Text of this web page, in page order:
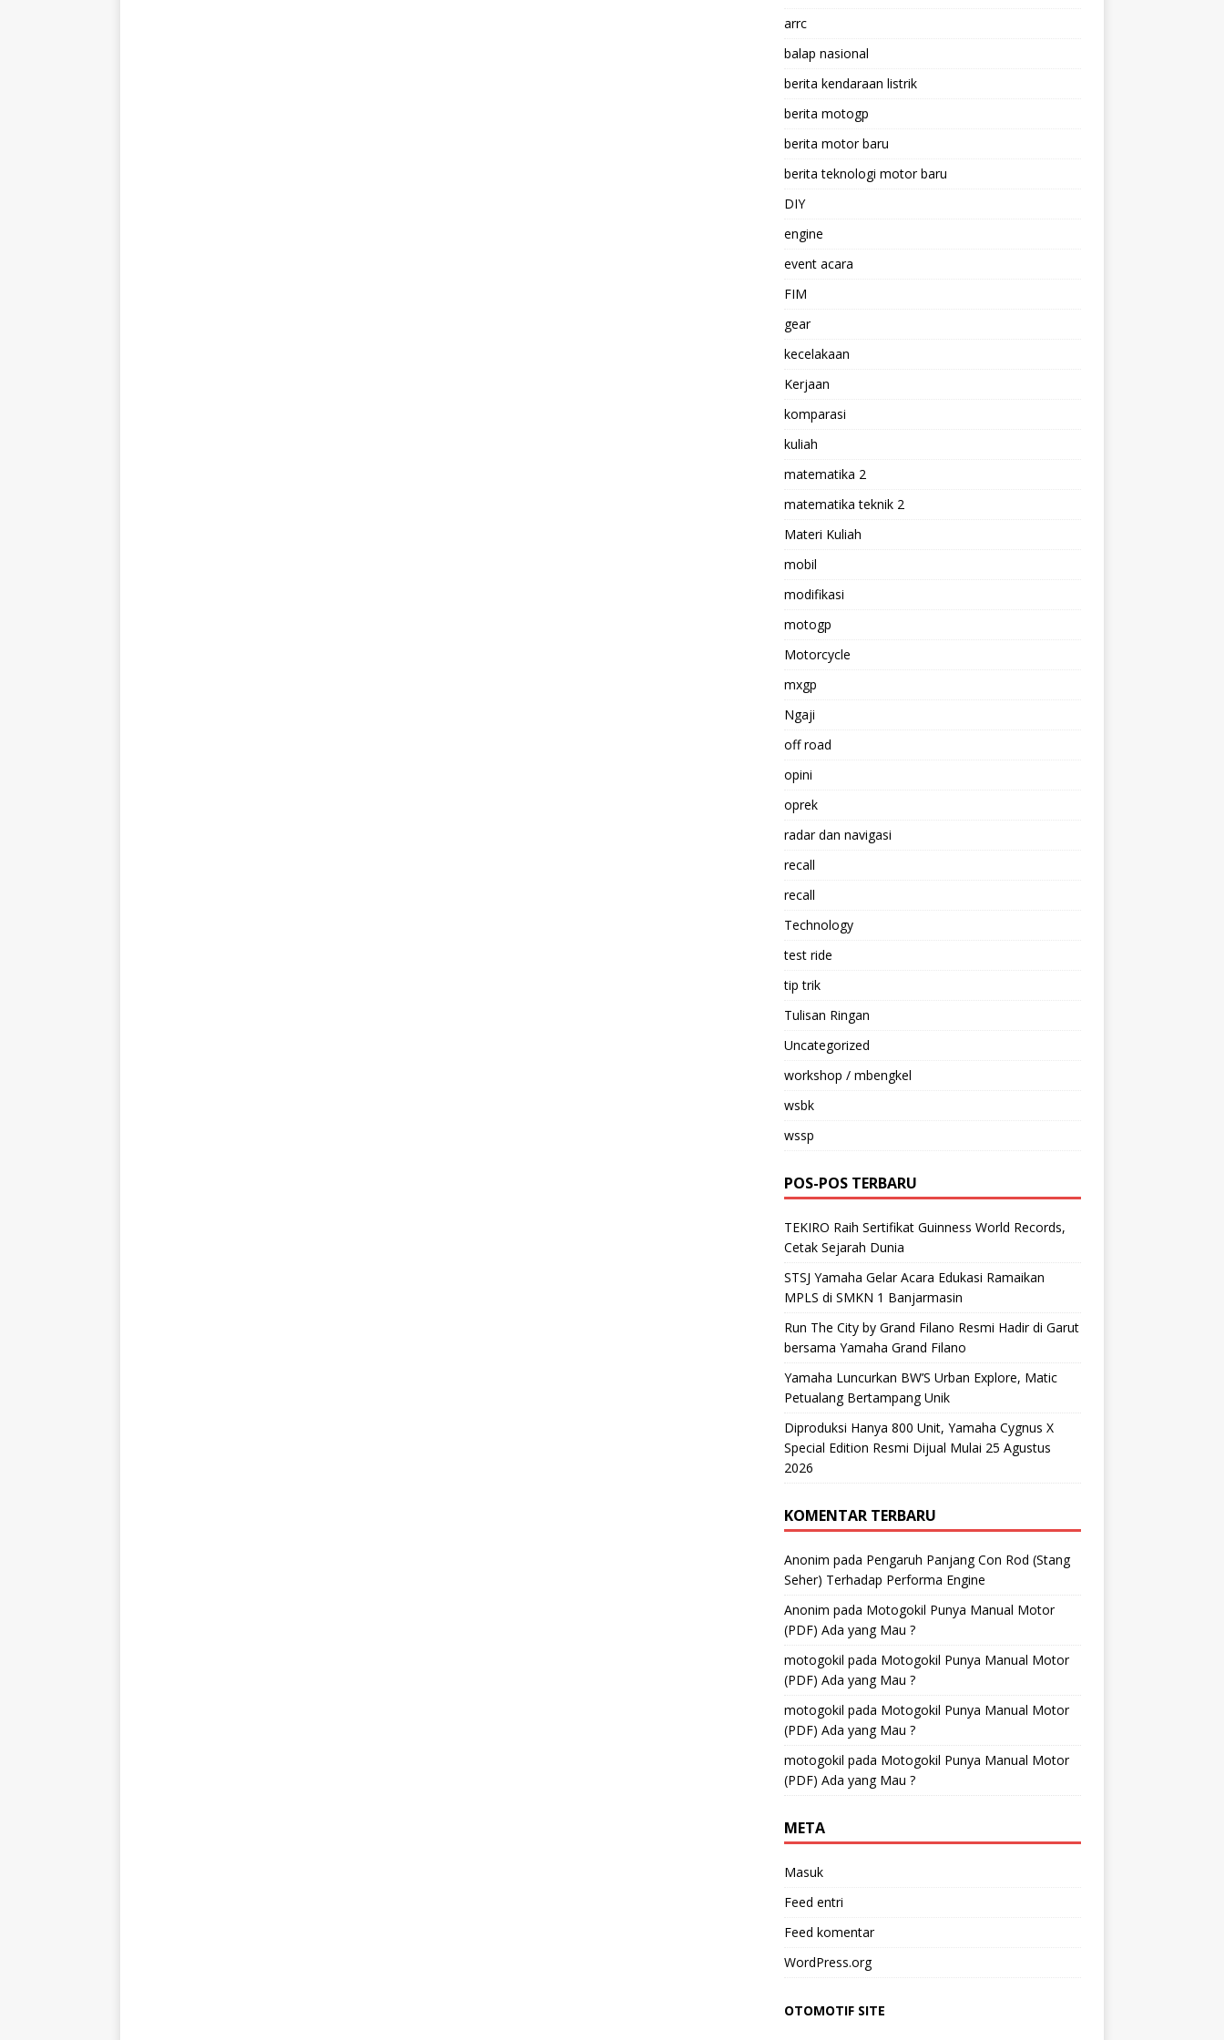
arrc
balap nasional
berita kendaraan listrik
berita motogp
berita motor baru
berita teknologi motor baru
DIY
engine
event acara
FIM
gear
kecelakaan
Kerjaan
komparasi
kuliah
matematika 2
matematika teknik 2
Materi Kuliah
mobil
modifikasi
motogp
Motorcycle
mxgp
Ngaji
off road
opini
oprek
radar dan navigasi
recall
recall
Technology
test ride
tip trik
Tulisan Ringan
Uncategorized
workshop / mbengkel
wsbk
wssp
POS-POS TERBARU
TEKIRO Raih Sertifikat Guinness World Records,
Cetak Sejarah Dunia
STSJ Yamaha Gelar Acara Edukasi Ramaikan
MPLS di SMKN 1 Banjarmasin
Run The City by Grand Filano Resmi Hadir di Garut
bersama Yamaha Grand Filano
Yamaha Luncurkan BW’S Urban Explore, Matic
Petualang Bertampang Unik
Diproduksi Hanya 800 Unit, Yamaha Cygnus X
Special Edition Resmi Dijual Mulai 25 Agustus
2026
KOMENTAR TERBARU
Anonim pada Pengaruh Panjang Con Rod (Stang
Seher) Terhadap Performa Engine
Anonim pada Motogokil Punya Manual Motor
(PDF) Ada yang Mau ?
motogokil pada Motogokil Punya Manual Motor
(PDF) Ada yang Mau ?
motogokil pada Motogokil Punya Manual Motor
(PDF) Ada yang Mau ?
motogokil pada Motogokil Punya Manual Motor
(PDF) Ada yang Mau ?
META
Masuk
Feed entri
Feed komentar
WordPress.org
OTOMOTIF SITE